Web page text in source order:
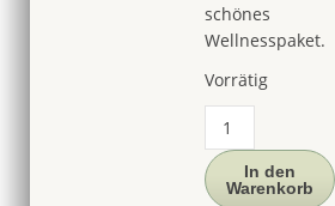
schönes
Wellnesspaket.
Vorrätig
Geschenkbox
"Cotignac"
mit
Bio-
In den
Warenkorb